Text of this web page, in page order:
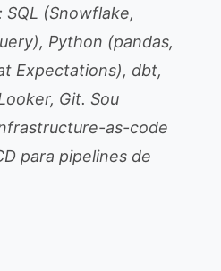
(Snowflake,
Python (pandas,
Expectations), dbt,
Git. Sou
as-code
para pipelines de